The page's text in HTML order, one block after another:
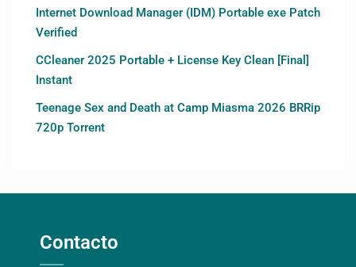
Internet Download Manager (IDM) Portable exe Patch
Verified
CCleaner 2025 Portable + License Key Clean [Final]
Instant
Teenage Sex and Death at Camp Miasma 2026 BRRip
720p Torrent
Contacto